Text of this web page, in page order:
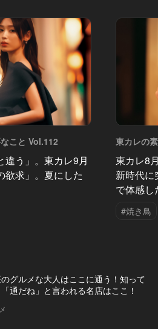
こと Vol.112
違う」。東カレ9月
欲求」。夏にした
東カレの
東カレ8
新時代
で体感し
#焼き鳥
グルメな大人はここに通う！知って
通だね」と言われる名店はここ！